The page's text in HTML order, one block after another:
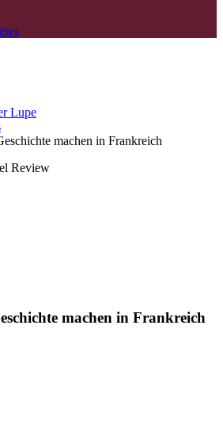
Lupe
machen in Frankreich
machen in Frankreich